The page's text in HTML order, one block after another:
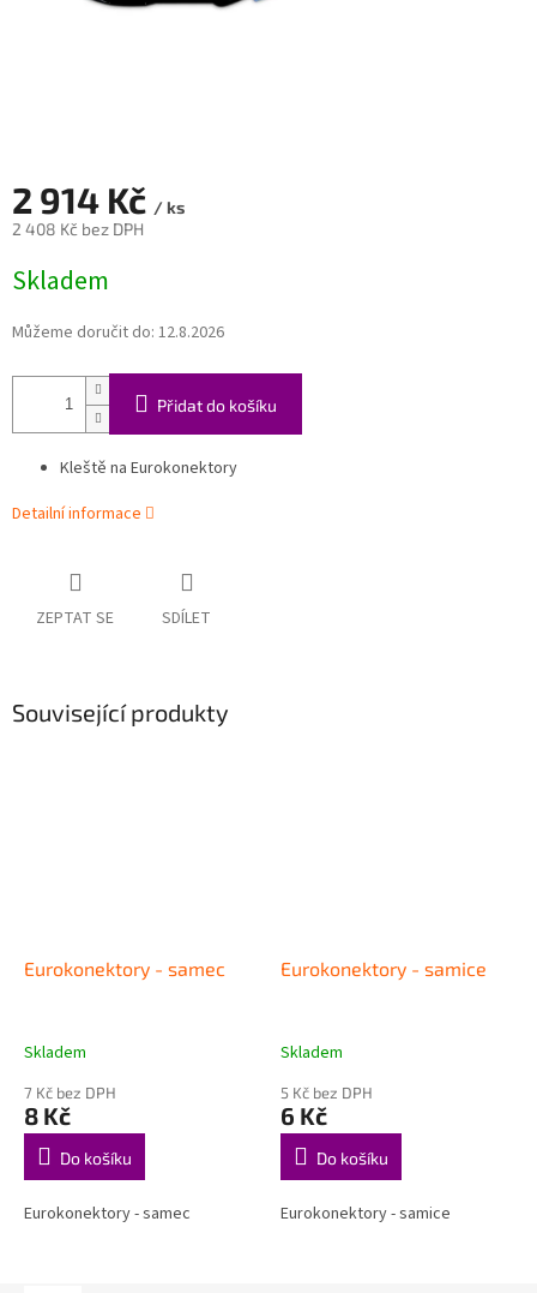
2 914 Kč / ks
2 408 Kč bez DPH
cena:
Skladem
Můžeme doručit do: 12.8.2026
Přidat do košíku
Kleště na Eurokonektory
Detailní informace
ZEPTAT SE SDÍLET
Související produkty
Eurokonektory - samec
Skladem
7 Kč bez DPH
8 Kč
Do košíku
Eurokonektory - samec
Eurokonektory - samice
Skladem
5 Kč bez DPH
6 Kč
Do košíku
Eurokonektory - samice